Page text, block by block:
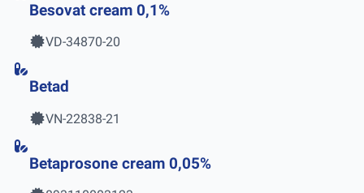
Besovat cream 0,1%
VD-34870-20
Betad
VN-22838-21
Betaprosone cream 0,05%